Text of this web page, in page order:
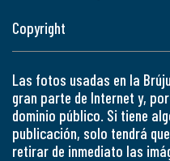
Copyright
Las fotos usadas en la
gran parte de Internet y,
dominio público. Si tiene
publicación, solo tendrá
retirar de inmediato las